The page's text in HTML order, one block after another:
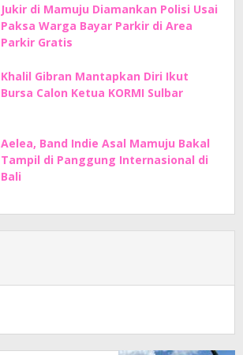
Jukir di Mamuju Diamankan Polisi Usai
Paksa Warga Bayar Parkir di Area
Parkir Gratis
Khalil Gibran Mantapkan Diri Ikut
Bursa Calon Ketua KORMI Sulbar
Aelea, Band Indie Asal Mamuju Bakal
Tampil di Panggung Internasional di
Bali